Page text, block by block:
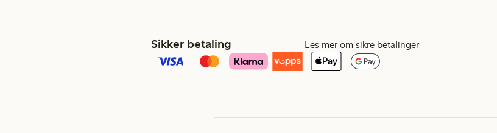
Sikker betaling Les mer om sikre betalinger